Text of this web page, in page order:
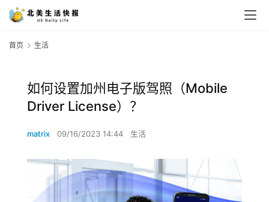
首页 生活
如何设置加州电子版驾照（Mobile
Driver License）？
matrix 09/16/2023 14:44 生活